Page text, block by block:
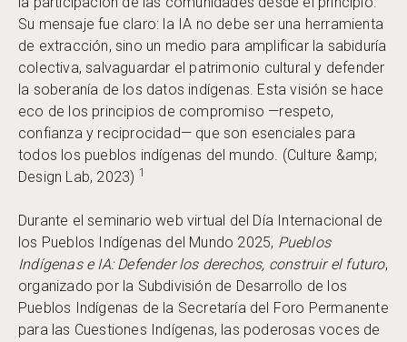
Su mensaje fue claro: la IA no debe ser una herramienta
de extracción, sino un medio para amplificar la sabiduría
colectiva, salvaguardar el patrimonio cultural y defender
la soberanía de los datos indígenas. Esta visión se hace
eco de los principios de compromiso —respeto,
confianza y reciprocidad— que son esenciales para
todos los pueblos indígenas del mundo. (Culture &amp;
Design Lab, 2023) 1
Durante el seminario web virtual del Día Internacional de
los Pueblos Indígenas del Mundo 2025, Pueblos
Indígenas e IA: Defender los derechos, construir el futuro,
organizado por la Subdivisión de Desarrollo de los
Pueblos Indígenas de la Secretaría del Foro Permanente
para las Cuestiones Indígenas, las poderosas voces de